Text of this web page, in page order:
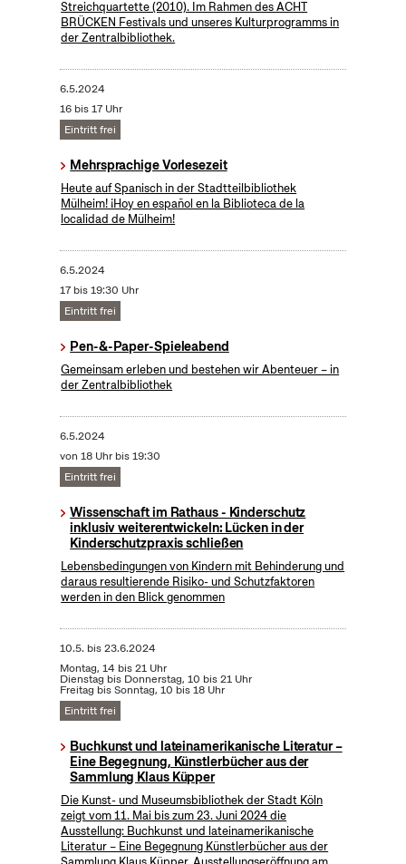
Streichquartette (2010). Im Rahmen des ACHT
BRÜCKEN Festivals und unseres Kulturprogramms in
der Zentralbibliothek.
6.5.2024
16 bis 17 Uhr
Eintritt frei
Mehrsprachige Vorlesezeit
Heute auf Spanisch in der Stadtteilbibliothek
Mülheim! ¡Hoy en español en la Biblioteca de la
localidad de Mülheim!
6.5.2024
17 bis 19:30 Uhr
Eintritt frei
Pen-&-Paper-Spieleabend
Gemeinsam erleben und bestehen wir Abenteuer – in
der Zentralbibliothek
6.5.2024
von 18 Uhr bis 19:30
Eintritt frei
Wissenschaft im Rathaus - Kinderschutz
inklusiv weiterentwickeln: Lücken in der
Kinderschutzpraxis schließen
Lebensbedingungen von Kindern mit Behinderung und
daraus resultierende Risiko- und Schutzfaktoren
werden in den Blick genommen
10.5. bis23.6.2024
Montag, 14 bis 21 Uhr
Dienstag bis Donnerstag, 10 bis 21 Uhr
Freitag bis Sonntag, 10 bis 18 Uhr
Eintritt frei
Buchkunst und lateinamerikanische Literatur –
Eine Begegnung, Künstlerbücher aus der
Sammlung Klaus Küpper
Die Kunst- und Museumsbibliothek der Stadt Köln
zeigt vom 11. Mai bis zum 23. Juni 2024 die
Ausstellung: Buchkunst und lateinamerikanische
Literatur – Eine Begegnung Künstlerbücher aus der